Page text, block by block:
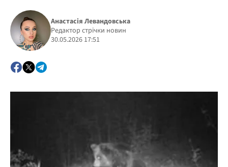
Політика
Анастасія Левандовська
Редактор стрічки новин
30.05.2026 17:51